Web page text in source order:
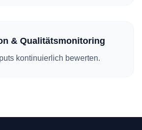
& Qualitätsmonitoring
kontinuierlich bewerten.